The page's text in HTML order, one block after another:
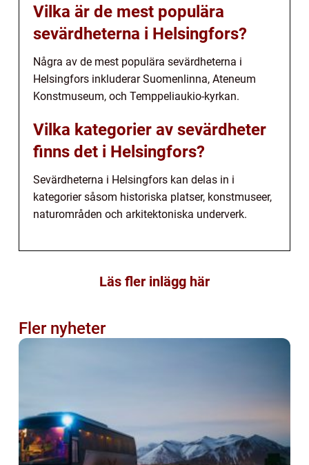
Vilka är de mest populära
sevärdheterna i Helsingfors?
Några av de mest populära sevärdheterna i
Helsingfors inkluderar Suomenlinna, Ateneum
Konstmuseum, och Temppeliaukio-kyrkan.
Vilka kategorier av sevärdheter
finns det i Helsingfors?
Sevärdheterna i Helsingfors kan delas in i
kategorier såsom historiska platser, konstmuseer,
naturområden och arkitektoniska underverk.
Läs fler inlägg här
Fler nyheter